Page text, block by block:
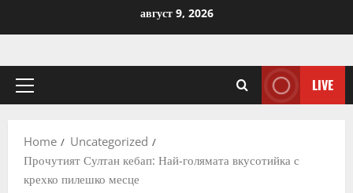
август 9, 2026
Primary
LIVE
Home
Uncategorized
Прочутият Султан кебап: Най-голямата вкусотийка с
крехко пилешко месце